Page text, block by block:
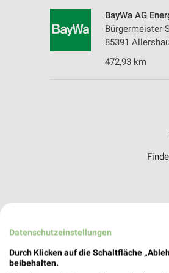
BayWa AG
Bürgermeister-
85391
472,93 km
Datenschutzeinstellungen
Durch Klicken auf die Schaltfläche
beibehalten.